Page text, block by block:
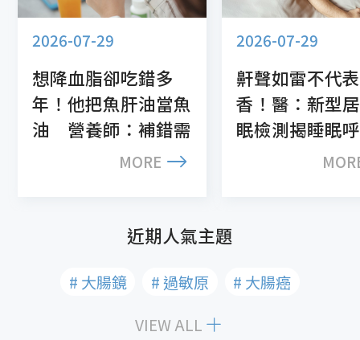
2026-07-29
想降血脂卻吃錯多
年！他把魚肝油當魚
油 營養師：補錯需
求恐白費功夫MORE
2026-07-29
鼾聲如雷不代
香！醫：新型
眠檢測揭睡眠
近期人氣主題
# 大腸鏡 # 過敏原 # 大腸癌
VIEW ALL